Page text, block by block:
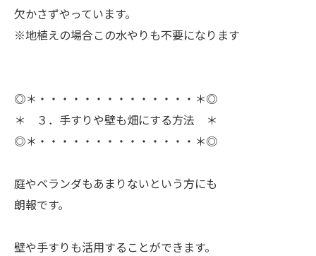
欠かさずやっています。
※地植えの場合この水やりも不要になります
◎＊・・・・・・・・・・・・・・＊◎
＊ ３．手すりや壁も畑にする方法 ＊
◎＊・・・・・・・・・・・・・・＊◎
ㅤ庭やベランダもあまりないという方にも
朗報です。
ㅤ壁や手すりも活用することができます。